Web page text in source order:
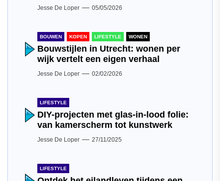
Jesse De Loper 05/05/2026
BOUWEN KOPEN LIFESTYLE WONEN
Bouwstijlen in Utrecht: wonen per
wijk vertelt een eigen verhaal
Jesse De Loper 02/02/2026
LIFESTYLE
DIY-projecten met glas-in-lood folie:
van kamerscherm tot kunstwerk
Jesse De Loper 27/11/2025
LIFESTYLE